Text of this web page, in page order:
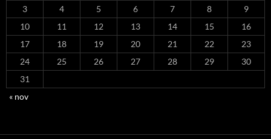
3
4 5 6 7 8
9
10
11 12 13 14 15
16
17
18 19 20 21 22
23
24
25 26 27 28 29
30
31
« nov